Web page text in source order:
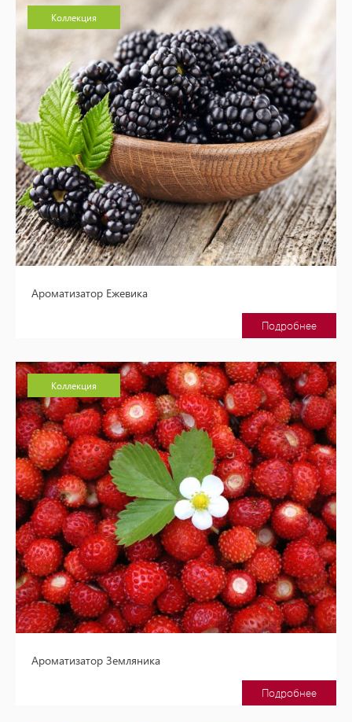
Коллекция
Ароматизатор Ежевика
Подробнее
Коллекция
Ароматизатор Земляника
Подробнее